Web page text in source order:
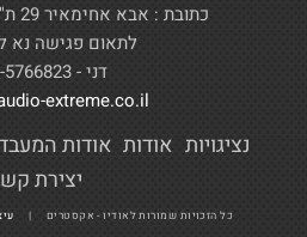
כתובת : אבא אחימאיר 29 ת"א - (מרכז שוסטר)
לתאום פגישה נא
דני - 052-5766823
extreme.co.il
נציגויות אודות אודות
יצירת
כל הזכויות שמורות לאודיו - אקסטרים |